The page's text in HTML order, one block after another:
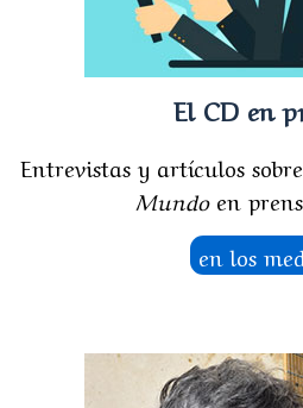
El CD en
Entrevistas y artículos
Mundoen
en los